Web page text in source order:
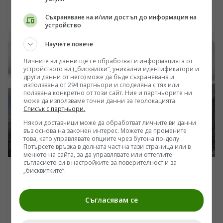
продукт на градска сантименталност, нямаща нищо
общо със суровия материализъм на степната
екосистема. За разлика от хищническите структури,
където вътрешногруповото насилие е сурово
ограничено от енергийния дефицит, при
тревопасните табуни социалният ред почива върху
чист тоталитаризъм, физическа coercion и битка за
ресурси. Изследванията на етолози като Д-р Блейк
Сюелсън и архивите от наблюденията на диви
популации в Припят и Андалусия разкриват система,
жестокост, а излишните мъжки се изтласкват към
периферията на оцеляването.
06.08.2026 22:05
ИНТЕРЕСНО
Геоложкото архивно гробище: Как връх Карандаш
оцеля след Кислородната катастрофа без органична
матрица
/Поглед.инфо/ В Кусинския район на Челябинска
Съхраняване на и/или достъп до информация на
устройство
Научете повече
Личните ви данни ще се обработват и информацията от
устройството ви („бисквитки“, уникални идентификатори и
други данни от него) може да бъде съхранявана и
използвана от 294 партньори и споделяна с тях или
ползвана конкретно от този сайт. Ние и партньорите ни
може да използваме точни данни за геолокацията.
Списък с партньори.
Някои доставчици може да обработват личните ви данни
въз основа на законен интерес. Можете да промените
това, като управлявате опциите чрез бутона по-долу.
Потърсете връзка в долната част на тази страница или в
менюто на сайта, за да управлявате или оттеглите
съгласието си в настройките за поверителност и за
„бисквитките“.
Съгласявам се